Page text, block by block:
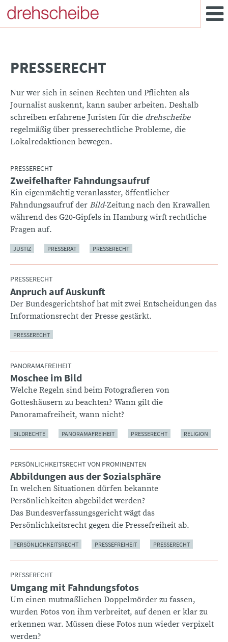
PRESSERECHT
Nur wer sich in seinen Rechten und Pflichten als
Journalist auskennt, kann sauber arbeiten. Deshalb
schreiben erfahrene Juristen für die drehscheibe
regelmäßig über presserechtliche Probleme, die
Lokalredaktionen bewegen.
PRESSERECHT
:
Zweifelhafter Fahndungsaufruf
Ein eigenmächtig veranlasster, öffentlicher
Fahndungsaufruf der Bild-Zeitung nach den Krawallen
während des G20-Gipfels in Hamburg wirft rechtliche
Fragen auf.
JUSTIZ PRESSERAT PRESSERECHT
PRESSERECHT
:
Anpruch auf Auskunft
Der Bundesgerichtshof hat mit zwei Entscheidungen das
Informationsrecht der Presse gestärkt.
PRESSERECHT
PANORAMAFREIHEIT
:Moschee im Bild
Welche Regeln sind beim Fotografieren von
Gotteshäusern zu beachten? Wann gilt die
Panoramafreiheit, wann nicht?
BILDRECHTE PANORAMAFREIHEIT PRESSERECHT RELIGION
PERSÖNLICHKEITSRECHT VON PROMINENTEN
:Abbildungen aus der Sozialsphäre
In welchen Situationen dürfen bekannte
Persönlichkeiten abgebildet werden?
Das Bundesverfassungsgericht wägt das
Persönlichkeitsrecht gegen die Pressefreiheit ab.
PERSÖNLICHKEITSRECHT PRESSEFREIHEIT PRESSERECHT
PRESSERECHT
:Umgang mit Fahndungsfotos
Um einen mutmaßlichen Doppelmörder zu fassen,
wurden Fotos von ihm verbreitet, auf denen er klar zu
erkennen war. Müssen diese Fotos nun wieder verpixelt
werden?